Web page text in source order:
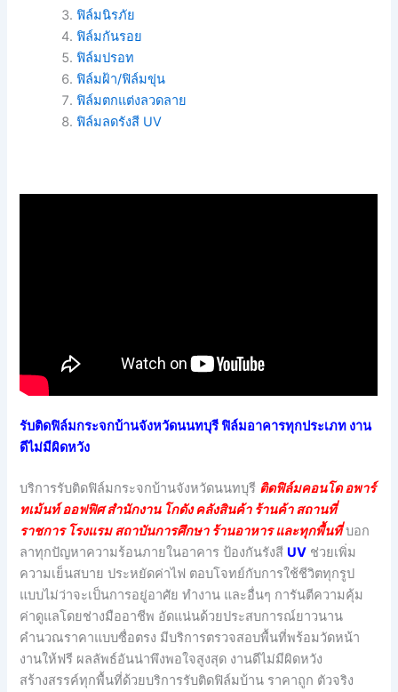
ฟิล์มนิรภัย
ฟิล์มกันรอย
ฟิล์มปรอท
ฟิล์มฝ้า/ฟิล์มขุ่น
ฟิล์มตกแต่งลวดลาย
ฟิล์มลดรังสี UV
รับติดฟิล์มกระจกบ้านจังหวัดนนทบุรี ฟิล์มอาคารทุกประเภท งาน
ดีไม่มีผิดหวัง
บริการรับติดฟิล์มกระจกบ้านจังหวัดนนทบุรี ติดฟิล์มคอนโด อพาร์
ทเม้นท์ ออฟฟิศ สำนักงาน โกดัง คลังสินค้า ร้านค้า สถานที่
ราชการ โรงแรม สถาบันการศึกษา ร้านอาหาร และทุกพื้นที่บอก
ลาทุกปัญหาความร้อนภายในอาคาร ป้องกันรังสี UV ช่วยเพิ่ม
ความเย็นสบาย ประหยัดค่าไฟ ตอบโจทย์กับการใช้ชีวิตทุกรูป
แบบไม่ว่าจะเป็นการอยู่อาศัย ทำงาน และอื่นๆ การันตีความคุ้ม
ค่าดูแลโดยช่างมืออาชีพ อัดแน่นด้วยประสบการณ์ยาวนาน
คำนวณราคาแบบซื่อตรง มีบริการตรวจสอบพื้นที่พร้อมวัดหน้า
งานให้ฟรี ผลลัพธ์อันน่าพึงพอใจสูงสุด งานดีไม่มีผิดหวัง
สร้างสรรค์ทุกพื้นที่ด้วยบริการรับติดฟิล์มบ้าน ราคาถูก ตัวจริง